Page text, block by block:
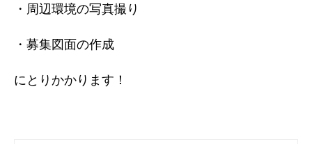
・周辺環境の写真撮り
・募集図面の作成
にとりかかります！